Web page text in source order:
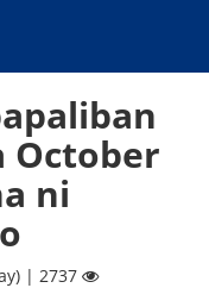
October
ni
| 2737